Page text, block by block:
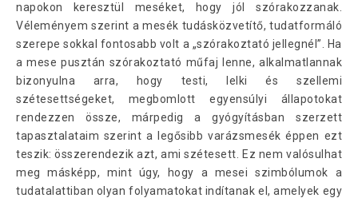
napokon keresztül meséket, hogy jól szórakozzanak.
Véleményem szerint a mesék tudásközvetítő, tudatformáló
szerepe sokkal fontosabb volt a „szórakoztató jellegnél”. Ha
a mese pusztán szórakoztató műfaj lenne, alkalmatlannak
bizonyulna arra, hogy testi, lelki és szellemi
szétesettségeket, megbomlott egyensúlyi állapotokat
rendezzen össze, márpedig a gyógyításban szerzett
tapasztalataim szerint a legősibb varázsmesék éppen ezt
teszik: összerendezik azt, ami szétesett. Ez nem valósulhat
meg másképp, mint úgy, hogy a mesei szimbólumok a
tudatalattiban olyan folyamatokat indítanak el, amelyek egy